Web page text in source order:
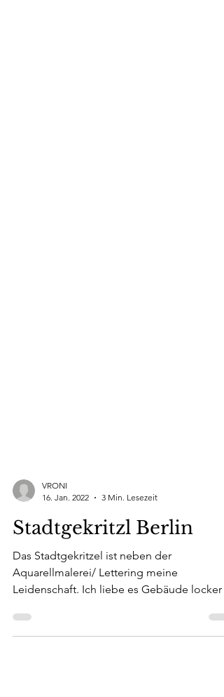
16. Jan. 2022
3 Min. Lesezeit
Stadtgekritzl Berlin
Das Stadtgekritzel ist neben der
Aquarellmalerei/ Lettering meine
Leidenschaft. Ich liebe es Gebäude locker